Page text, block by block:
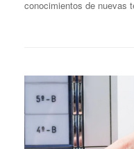
conocimientos de nuevas